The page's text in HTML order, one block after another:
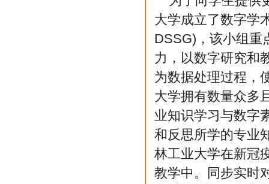
大学成立了数字学
DSSG)，该小组重
力，以数字研究和
为数据处理过程，
大学拥有数量众多
业知识学习与数字
和反思所学的专业
林工业大学在新冠
教学中。同步实时